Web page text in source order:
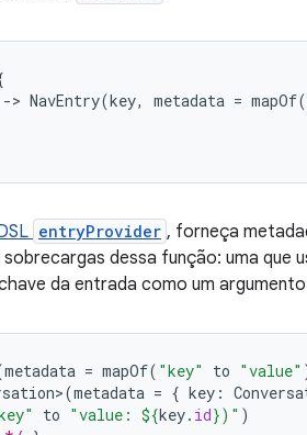
-> NavEntry(key, metadata = mapOf(
entryProvider , forneça
sobrecargas dessa função: uma que
da entrada como um
metadata = mapOf( "key" to "value"
(metadata = { key :
to "value: ${key. id})" )